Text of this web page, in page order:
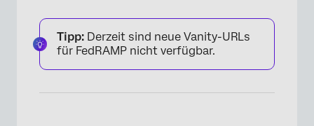
Tipp: Derzeit sind neue Vanity-URLs
für FedRAMP nicht verfügbar.